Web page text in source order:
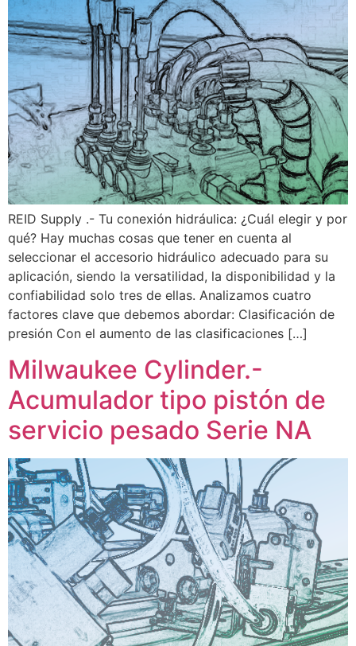
REID Supply .- Tu conexión hidráulica: ¿Cuál elegir y por
qué? Hay muchas cosas que tener en cuenta al
seleccionar el accesorio hidráulico adecuado para su
aplicación, siendo la versatilidad, la disponibilidad y la
confiabilidad solo tres de ellas. Analizamos cuatro
factores clave que debemos abordar: Clasificación de
presión Con el aumento de las clasificaciones […]
Milwaukee Cylinder.-
Acumulador tipo pistón de
servicio pesado Serie NA